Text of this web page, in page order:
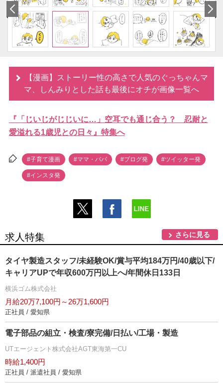
【漫画】ストーリー性の高さで人気のぐっちゃんマ
マ、しんみりとした話も最後にオチが画像一覧へ
『「じいじがじじいに…」空耳でも通じ合う？ 忍耐と
愛溢れる1歳児との日々』特集へ
#子育て漫画 #ママ・パパ #ブログ発 #ツイッター発
#インスタ発
求人特集 さらに見る
タイヤ製造スタッフ/未経験OK/賞与平均184万円/40歳以下/
キャリアUPで年収600万円以上へ/年間休日133日
横浜ゴム株式会社
月給20万7,100円～26万1,600円
正社員 / 愛知県
電子部品の組立・検査/寮完備/日払い/工場・製造
UTエージェント株式会社AGT東海第一CU
時給1,400円
正社員 / 派遣社員 / 愛知県